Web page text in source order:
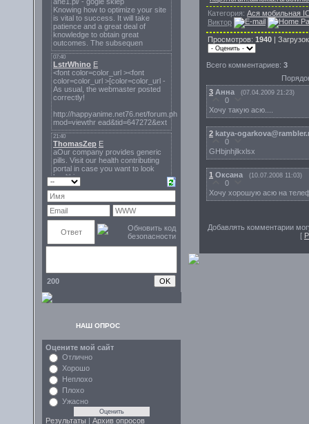
200
НАШ ОПРОС
Оцените мой сайт
Отлично
Хорошо
Неплохо
Плохо
Ужасно
Результаты | Архив опросов
Категория: Ася мобильная
Виктор
Просмотров: 1940 |
Всего комментариев: 3
3 Анна (07.04.2009 21:23)
0
Хочу такую асю....
2 katya-
0
GHbjnhjlkxlsx
1 Оксана (10.07.2008 11:03)
0
Хочу хорошую асю на
Добавлять комментарии
[